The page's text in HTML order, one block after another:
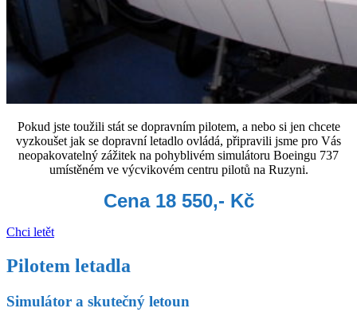
Pokud jste toužili stát se dopravním pilotem, a nebo si jen chcete
vyzkoušet jak se dopravní letadlo ovládá, připravili jsme pro Vás
neopakovatelný zážitek na pohyblivém simulátoru Boeingu 737
umístěném ve výcvikovém centru pilotů na Ruzyni.
Cena 18 550,- Kč
Chci letět
Pilotem letadla
Simulátor a skutečný letoun